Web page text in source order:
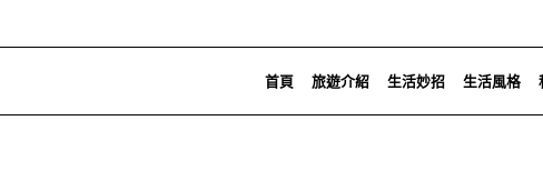
首頁 旅遊介紹 生活妙招 生活風格